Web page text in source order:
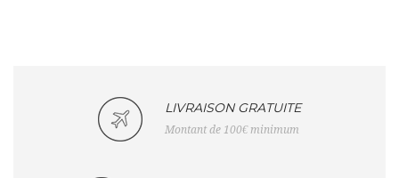
LIVRAISON GRATUITE
Montant de 100€ minimum